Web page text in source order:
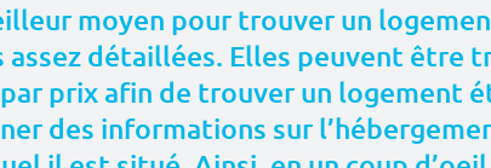
moyen pour trouver un
détaillées. Elles peuvent être
prix afin de trouver un logement
des informations sur